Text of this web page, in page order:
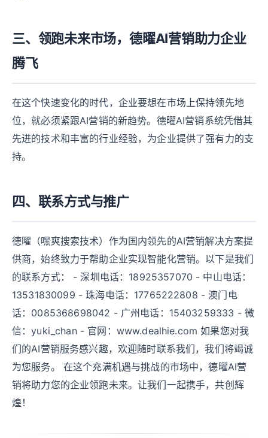
三、领跑未来市场，德曜AI营销助力企业
腾飞
在这个快速变化的时代，企业要想在市场上保持领先地
位，就必须紧跟AI营销的新趋势。德曜AI营销系统凭借其
先进的技术和丰富的行业经验，为企业提供了强有力的支
持。
四、联系方式与推广
德曜（嘿爽搜索技术）作为国内领先的AI营销解决方案提
供商，始终致力于帮助企业实现智能化营销。以下是我们
的联系方式： - 深圳电话：18925357070 - 中山电话：
13531830099 - 珠海电话：17765222808 - 澳门电
话：0085368698042 - 广州电话：15403259333 - 微
信：yuki_chan - 官网：www.dealhie.com 如果您对我
们的AI营销服务感兴趣，欢迎随时联系我们，我们将竭诚
为您服务。 在这个充满机遇与挑战的市场中，德曜AI营
销将助力您的企业领跑未来。让我们一起携手，共创辉
煌！